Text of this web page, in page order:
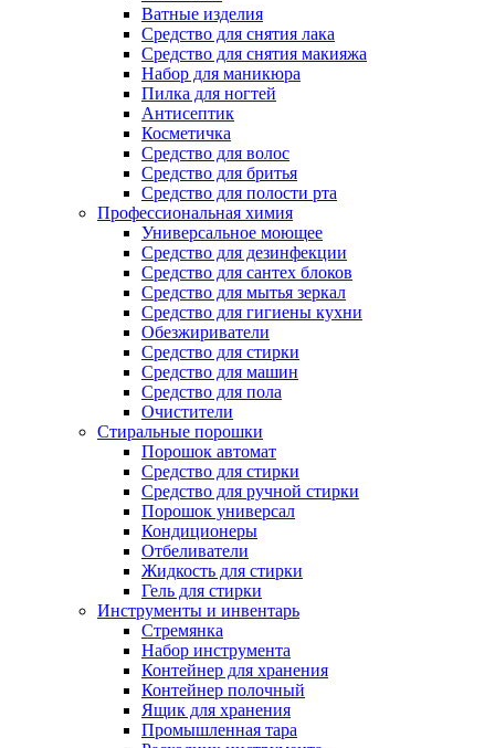
Ватные изделия
Средство для снятия лака
Средство для снятия макияжа
Набор для маникюра
Пилка для ногтей
Антисептик
Косметичка
Средство для волос
Средство для бритья
Средство для полости рта
Профессиональная химия
Универсальное моющее
Средство для дезинфекции
Средство для сантех блоков
Средство для мытья зеркал
Средство для гигиены кухни
Обезжириватели
Средство для стирки
Средство для машин
Средство для пола
Очистители
Стиральные порошки
Порошок автомат
Средство для стирки
Средство для ручной стирки
Порошок универсал
Кондиционеры
Отбеливатели
Жидкость для стирки
Гель для стирки
Инструменты и инвентарь
Стремянка
Набор инструмента
Контейнер для хранения
Контейнер полочный
Ящик для хранения
Промышленная тара